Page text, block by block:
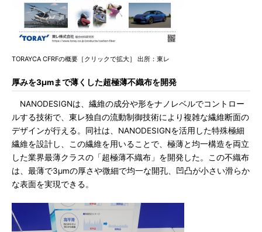
TORAYCA CFRFの概要［クリックで拡大］ 出所：東レ
厚みを3μmまで薄くした超極薄不織布を開発
NANODESIGNは、繊維の成分や形をナノレベルでコントロー
ルする技術で、東レ独自の流動制御技術により複雑な繊維断面の
デザインが行える。同社は、NANODESIGNを活用した特殊極細
繊維を設計し、この繊維を用いることで、極薄と均一構造を両立
した業界最薄クラスの「超極薄不織布」を開発した。この不織布
は、最薄で3μmの厚さや微細で均一な開孔、凹凸が小さい滑らか
な表面を実現できる。